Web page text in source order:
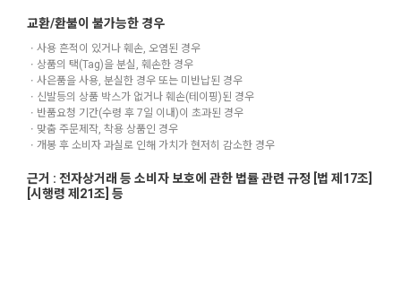
교환/환불이 불가능한 경우
ㆍ사용 흔적이 있거나 훼손, 오염된 경우
ㆍ상품의 택(Tag)을 분실, 훼손한 경우
ㆍ사은품을 사용, 분실한 경우 또는 미반납된 경우
ㆍ신발등의 상품 박스가 없거나 훼손(테이핑)된 경우
ㆍ반품요청 기간(수령 후 7일 이내)이 초과된 경우
ㆍ맞춤 주문제작, 착용 상품인 경우
ㆍ개봉 후 소비자 과실로 인해 가치가 현저히 감소한 경우
근거 : 전자상거래 등 소비자 보호에 관한 법률 관련 규정 [법 제17조]
[시행령 제21조] 등